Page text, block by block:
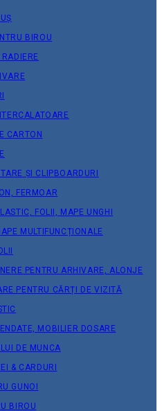
BIROU
CARTON
ȘI CLIPBOARDURI
FERMOAR
FOLII, MAPE UNGHI
MULTIFUNCȚIONALE
PENTRU ARHIVARE, ALONJE
PENTRU CĂRȚI DE VIZITĂ
MOBILIER DOSARE
DE MUNCA
& СARDURI
GUNOI
BIROU